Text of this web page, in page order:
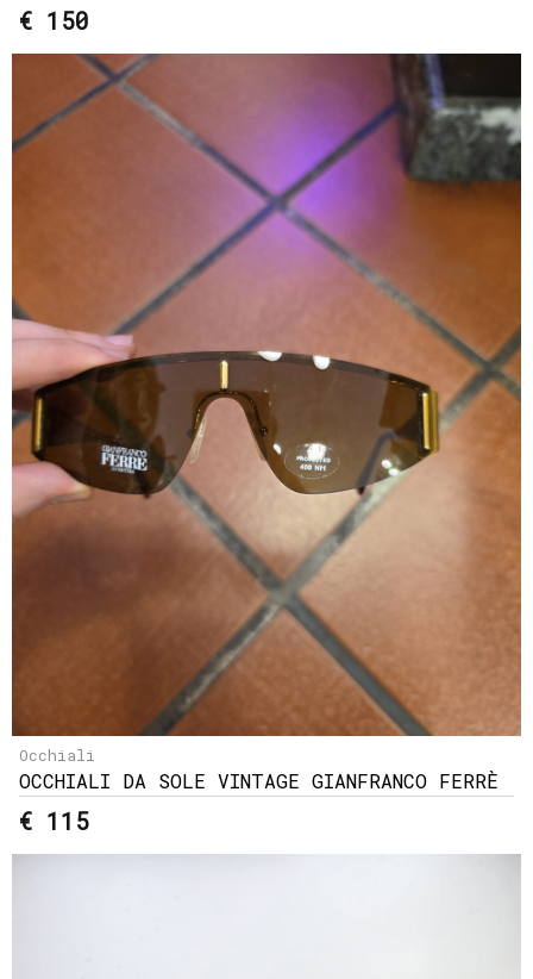
€ 150
Occhiali
OCCHIALI DA SOLE VINTAGE GIANFRANCO FERRÈ
€ 115